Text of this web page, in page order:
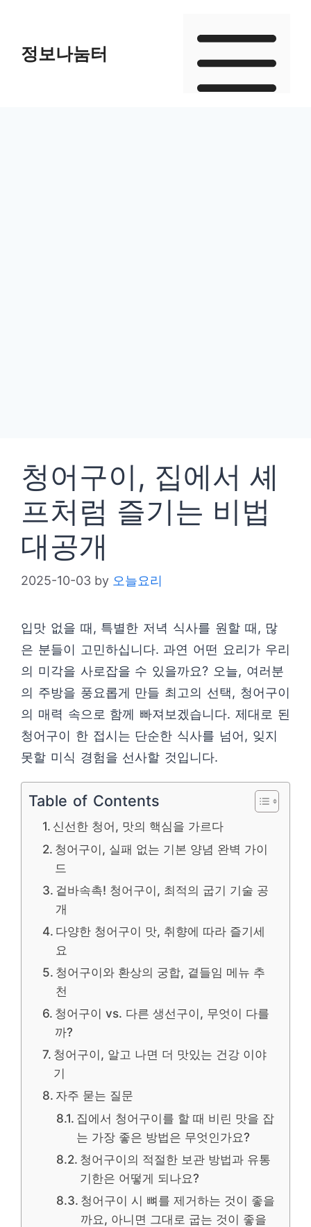
content정보나눔터
청어구이, 집에서 셰
프처럼 즐기는 비법
대공개
2025-10-03 by 오늘요리
입맛 없을 때, 특별한 저녁 식사를 원할 때, 많
은 분들이 고민하십니다. 과연 어떤 요리가 우리
의 미각을 사로잡을 수 있을까요? 오늘, 여러분
의 주방을 풍요롭게 만들 최고의 선택, 청어구이
의 매력 속으로 함께 빠져보겠습니다. 제대로 된
청어구이 한 접시는 단순한 식사를 넘어, 잊지
못할 미식 경험을 선사할 것입니다.
Table of Contents
신선한 청어, 맛의 핵심을 가르다
청어구이, 실패 없는 기본 양념 완벽 가이
드
겉바속촉! 청어구이, 최적의 굽기 기술 공
개
다양한 청어구이 맛, 취향에 따라 즐기세
요
청어구이와 환상의 궁합, 곁들임 메뉴 추
천
청어구이 vs. 다른 생선구이, 무엇이 다를
까?
청어구이, 알고 나면 더 맛있는 건강 이야
기
자주 묻는 질문
집에서 청어구이를 할 때 비린 맛을 잡
는 가장 좋은 방법은 무엇인가요?
청어구이의 적절한 보관 방법과 유통
기한은 어떻게 되나요?
청어구이 시 뼈를 제거하는 것이 좋을
까요, 아니면 그대로 굽는 것이 좋을